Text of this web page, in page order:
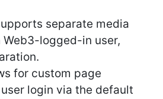
separate media
logged-in user,
for custom page
login via the default